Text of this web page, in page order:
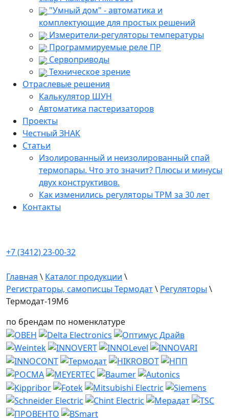
"Умный дом" - автоматика и
комплектующие для простых решений
Измерители-регуляторы температуры
Программируемые реле ПР
Сервоприводы
Техническое зрение
Отраслевые решения
Калькулятор ШУН
Автоматика пастеризаторов
Проекты
Честный ЗНАК
Статьи
Изолированный и неизолированный спай
термопары. Что это значит? Плюсы и минусы
двух конструктивов.
Как изменились регуляторы ТРМ за 30 лет
Контакты
+7 (3412) 23-00-32
Главная \ Каталог продукции \
Регистраторы, самописцы Термодат\ Регуляторы \
Термодат-19M6
по брендам по номенклатуре